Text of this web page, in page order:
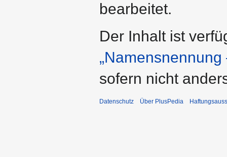
bearbeitet.
Der Inhalt ist
sofern nicht
Datenschutz Über PlusPedia